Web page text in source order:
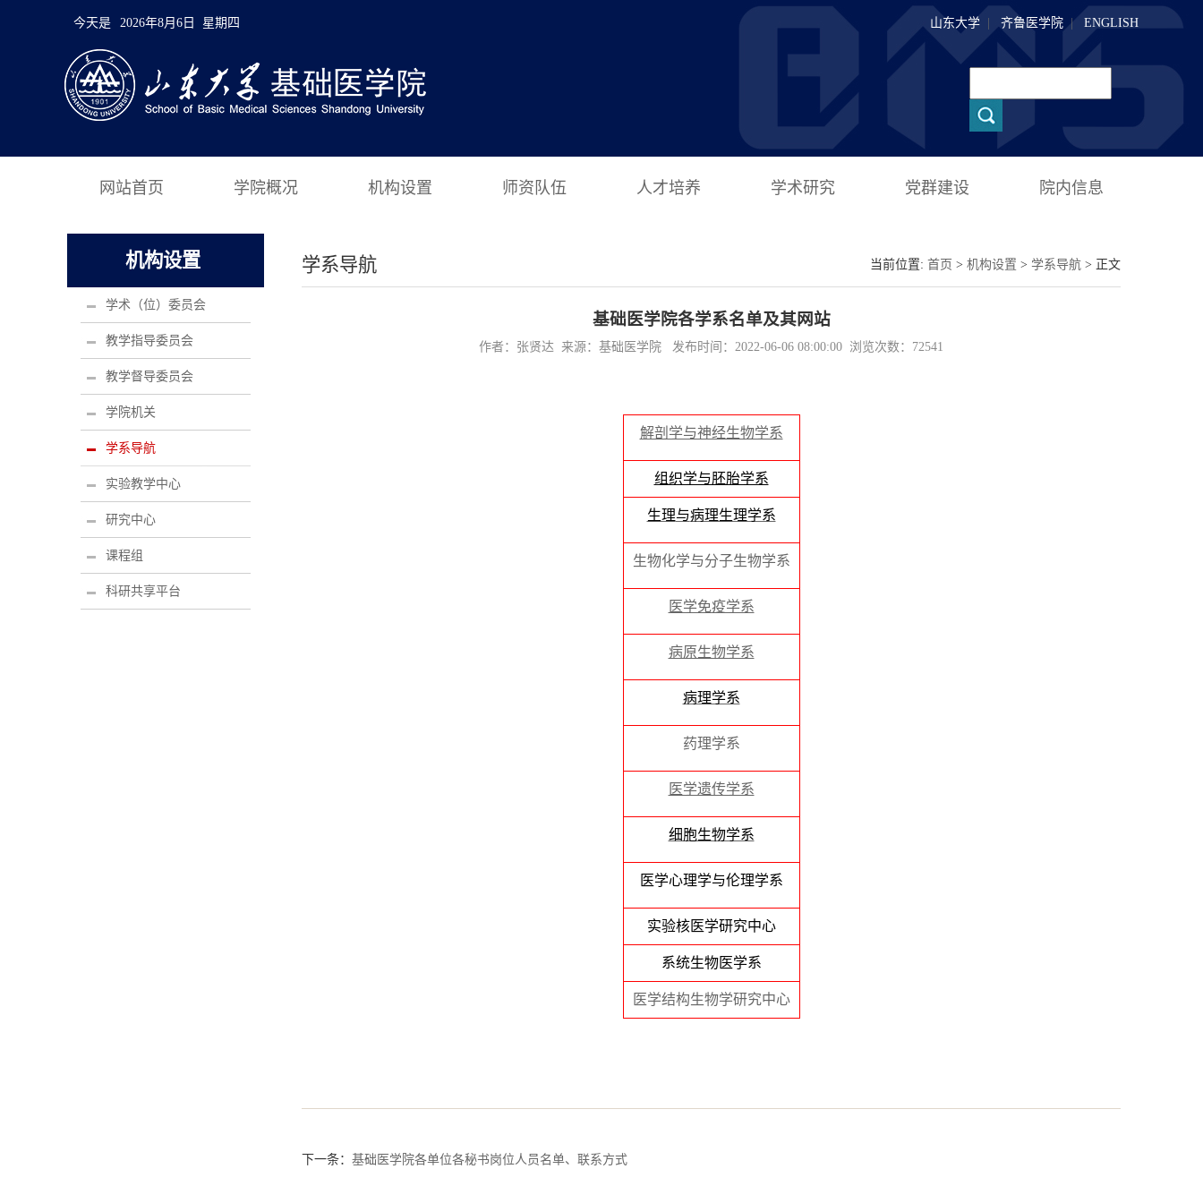
今天是 2026年8月6日 星期四 山东大学 齐鲁医学院 | ENGLISH
网站首页 学院概况 机构设置 师资队伍 人才培养 学术研究 党群建设 院内信息
机构设置
学术（位）委员会
教学指导委员会
教学督导委员会
学院机关
学系导航
实验教学中心
研究中心
课程组
科研共享平台
学系导航 当前位置: 首页 > 机构设置 > 学系导航 > 正文
基础医学院各学系名单及其网站
作者：张贤达 来源：基础医学院 发布时间：2022-06-06 08:00:00 浏览次数： 72541
解剖学与神经生物学系
组织学与胚胎学系
生理与病理生理学系
生物化学与分子生物学系
医学免疫学系
病原生物学系
病理学系
药理学系
医学遗传学系
细胞生物学系
医学心理学与伦理学系
实验核医学研究中心
系统生物医学系
医学结构生物学研究中心
下一条： 基础医学院各单位各秘书岗位人员名单、联系方式